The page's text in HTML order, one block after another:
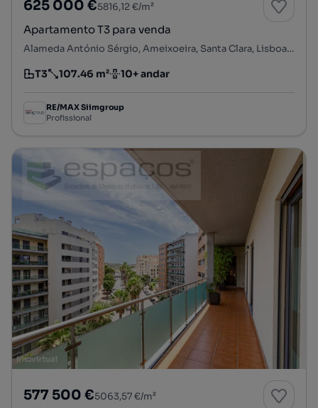
625 000 €5816,12 €/m²
Apartamento T3 para venda
Alameda António Sérgio, Ameixoeira, Santa Clara, Lisboa, Lisboa
Tipologia
T3
Preço por metro quadrado
107.46 m²
Andar 10+ andar
RE/MAX Siimgroup
Profissional
577 500 €5063,57 €/m²